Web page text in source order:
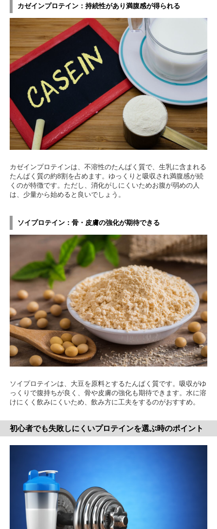
カゼインプロテイン：持続性があり満腹感が得られる
カゼインプロテインは、不溶性のたんぱく質で、生乳に含まれる
たんぱく質の約8割を占めます。ゆっくりと吸収され満腹感が続
くのが特徴です。ただし、消化がしにくいためお腹が弱めの人
は、少量から始めると良いでしょう。
ソイプロテイン：骨・皮膚の強化が期待できる
ソイプロテインは、大豆を原料とするたんぱく質です。吸収がゆ
っくりで腹持ちが良く、骨や皮膚の強化も期待できます。水に溶
けにくく飲みにくいため、飲み方に工夫をするのがおすすめ。
初心者でも失敗しにくいプロテインを選ぶ時のポイント